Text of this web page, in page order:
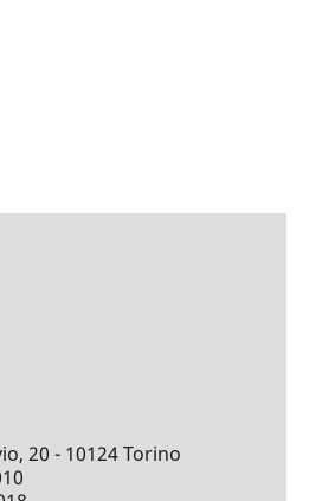
20 - 10124 Torino